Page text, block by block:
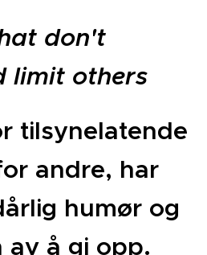
don't
limit others
tilsynelatende
andre, har
humør og
av å gi opp.